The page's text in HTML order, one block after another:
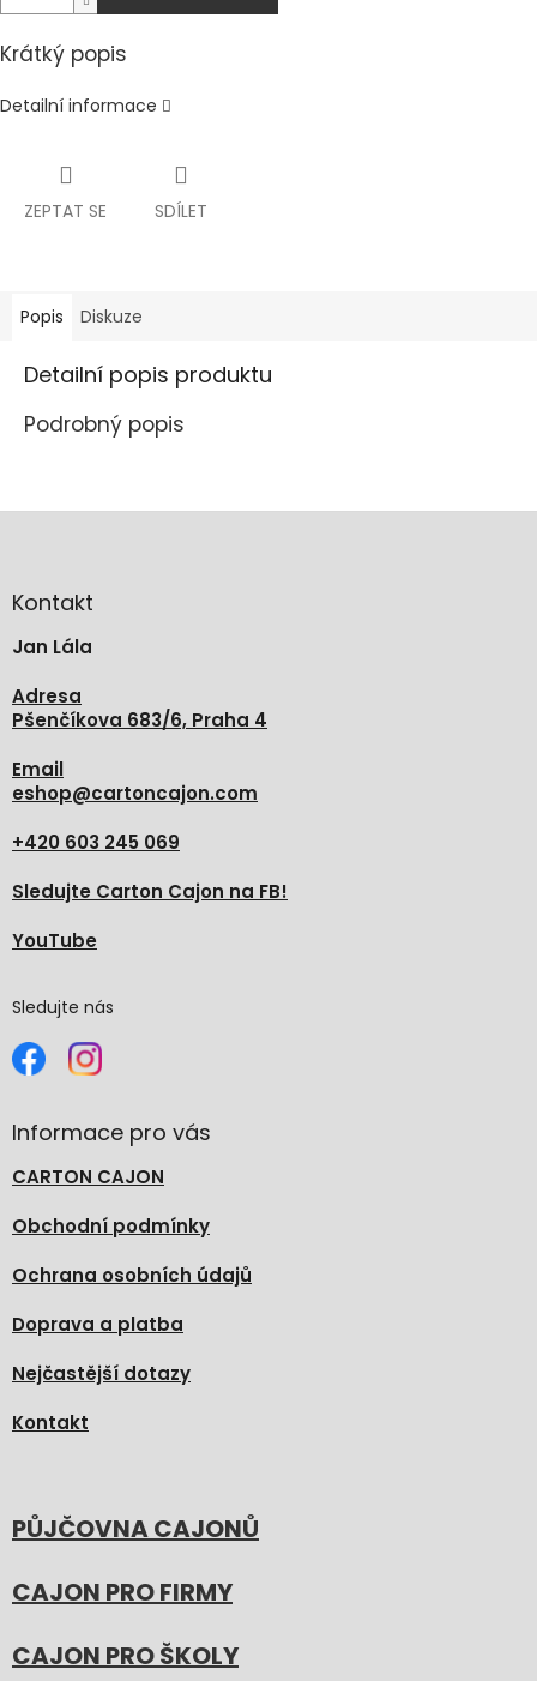
Krátký popis
Detailní informace
ZEPTAT SE SDÍLET
Popis Diskuze
Detailní popis produktu
Podrobný popis
aKontakt
Jan Lála
Adresa
Pšenčíkova 683/6, Praha 4
Email
eshop@cartoncajon.com
+420 603 245 069
Sledujte Carton Cajon na FB!
YouTube
Sledujte nás
Informace pro vás
CARTON CAJON
Obchodní podmínky
Ochrana osobních údajů
Doprava a platba
Nejčastější dotazy
Kontakt
PŮJČOVNA CAJONŮ
CAJON PRO FIRMY
CAJON PRO ŠKOLY